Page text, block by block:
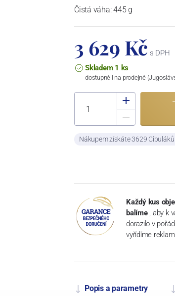
Čistá váha: 445 g
3 629 Kč s DPH
Skladem 1 ks
dostupné i na prodejně
Nákupem získáte 3629
Každý kus
balíme , aby k
dorazilo v
vyřídíme
Popis a parametry